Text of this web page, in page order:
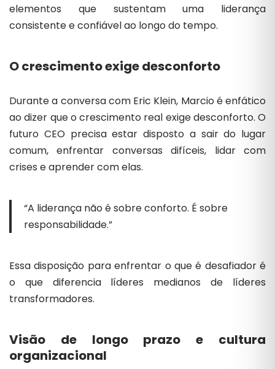
elementos que sustentam uma liderança
consistente e confiável ao longo do tempo.
O crescimento exige desconforto
Durante a conversa com Eric Klein, Marcio é enfático
ao dizer que o crescimento real exige desconforto. O
futuro CEO precisa estar disposto a sair do lugar
comum, enfrentar conversas difíceis, lidar com
crises e aprender com elas.
“A liderança não é sobre conforto. É sobre
responsabilidade.”
Essa disposição para enfrentar o que é desafiador é
o que diferencia líderes medianos de líderes
transformadores.
Visão de longo prazo e cultura
organizacional